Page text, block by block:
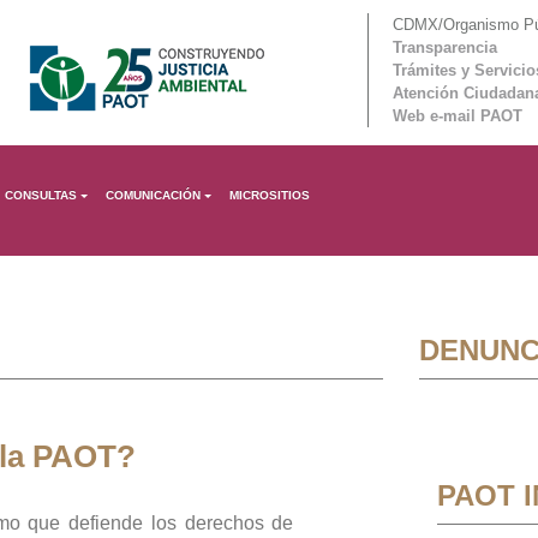
CDMX/Organismo
Transparencia
Trámites y
Atención
Web e-mail PAOT
CONSULTAS COMUNICACIÓN MICROSITIOS
PAOT?
que defiende los derechos de
PAOT